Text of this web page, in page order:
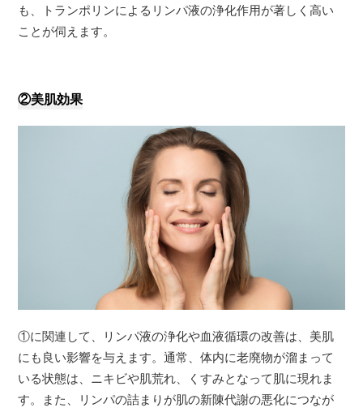
も、トランポリンによるリンパ液の浄化作用が著しく高い
ことが伺えます。
②美肌効果
①に関連して、リンパ液の浄化や血液循環の改善は、美肌
にも良い影響を与えます。通常、体内に老廃物が溜まって
いる状態は、ニキビや肌荒れ、くすみとなって肌に現れま
す。また、リンパの詰まりが肌の新陳代謝の悪化につなが